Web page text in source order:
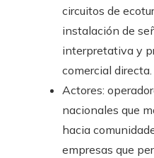
circuitos de
instalación de
interpretativa y
comercial directa.
Actores:
nacionales que
hacia
empresas que